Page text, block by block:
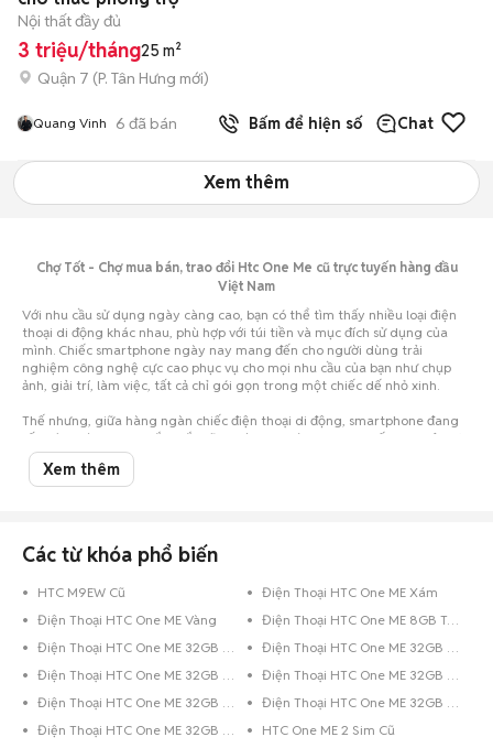
Nội thất đầy đủ
3 triệu/tháng25 m²
Quận 7 (P. Tân Hưng mới)
Quang Vinh 6 đã bán Bấm để hiện số Chat
Xem thêm
Chợ Tốt - Chợ mua bán, trao đổi Htc One Me cũ trực tuyến hàng đầu
Việt Nam
Với nhu cầu sử dụng ngày càng cao, bạn có thể tìm thấy nhiều loại điện
thoại di động khác nhau, phù hợp với túi tiền và mục đích sử dụng của
mình. Chiếc smartphone ngày nay mang đến cho người dùng trải
nghiệm công nghệ cực cao phục vụ cho mọi nhu cầu của bạn như chụp
ảnh, giải trí, làm việc, tất cả chỉ gói gọn trong một chiếc dế nhỏ xinh.
Thế nhưng, giữa hàng ngàn chiếc điện thoại di động, smartphone đang
rất thịnh hành, bạn chắc chắn sẽ vô cùng choáng ngợp, khiến cho việc lựa
chọn trở nên vô cùng khó khăn. Nhất là khi hầu bao eo hẹp thì việc cân
nhắc nên mua điện thoại cũ hay mới, mua của hãng điện thoại nào... lại
càng khó giải quyết.
Htc One Me cũ với giá siêu tiết kiệm tại Bắc Kạn nhưng vẫn đảm bảo chất
lượng. Trường hợp bạn đang sở hữu chiếc điện thoại Htc cũ đã qua sử
dụng và muốn bán, hãy chụp hình lại và đăng tin rao bán ngay trên Chợ
Tốt.
Chúc các bạn có trải nghiệm mua bán điện thoại cũtuyệt vời trên Chợ
Tốt.
Xem thêm
Các từ khóa phổ biến
HTC M9EW Cũ
Điện Thoại HTC One ME Xám
Điện Thoại HTC One ME Vàng
Điện Thoại HTC One ME 8GB Trắng
Điện Thoại HTC One ME 32GB Xám
Điện Thoại HTC One ME 32GB Vàng Hồng
Điện Thoại HTC One ME 32GB Vàng
Điện Thoại HTC One ME 32GB Trắng
Điện Thoại HTC One ME 32GB Hồng
Điện Thoại HTC One ME 32GB Đỏ
Điện Thoại HTC One ME 32GB Bạc
HTC One ME 2 Sim Cũ